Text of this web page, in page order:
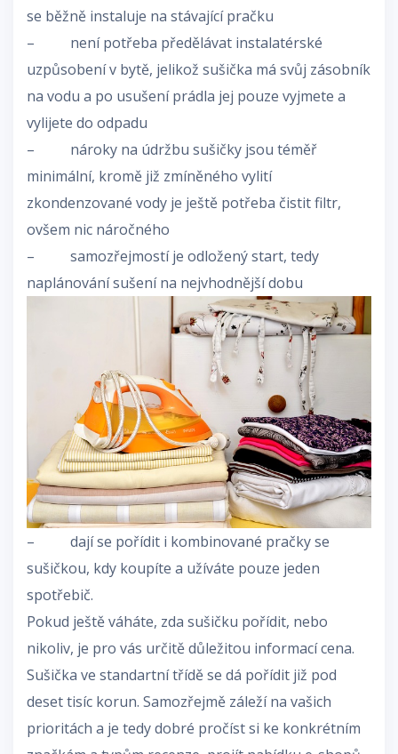
se běžně instaluje na stávající pračku
– není potřeba předělávat instalatérské
uzpůsobení v bytě, jelikož sušička má svůj zásobník
na vodu a po usušení prádla jej pouze vyjmete a
vylijete do odpadu
– nároky na údržbu sušičky jsou téměř
minimální, kromě již zmíněného vylití
zkondenzované vody je ještě potřeba čistit filtr,
ovšem nic náročného
– samozřejmostí je odložený start, tedy
naplánování sušení na nejvhodnější dobu
– dají se pořídit i kombinované pračky se
sušičkou, kdy koupíte a užíváte pouze jeden
spotřebič.
Pokud ještě váháte, zda sušičku pořídit, nebo
nikoliv, je pro vás určitě důležitou informací cena.
Sušička ve standartní třídě se dá pořídit již pod
deset tisíc korun. Samozřejmě záleží na vašich
prioritách a je tedy dobré pročíst si ke konkrétním